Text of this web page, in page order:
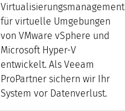
Virtualisierungsmanagement
für virtuelle Umgebungen
von VMware vSphere und
Microsoft Hyper-V
entwickelt. Als Veeam
ProPartner sichern wir Ihr
System vor Datenverlust.